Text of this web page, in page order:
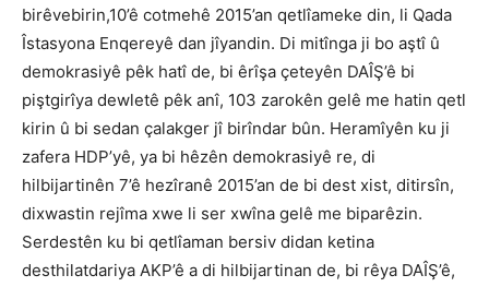
birêvebirin,10’ê cotmehê 2015’an qetlîameke din, li Qada
Îstasyona Enqereyê dan jîyandin. Di mitînga ji bo aştî û
demokrasiyê pêk hatî de, bi êrîşa çeteyên DAÎŞ’ê bi
piştgirîya dewletê pêk anî, 103 zarokên gelê me hatin qetl
kirin û bi sedan çalakger jî birîndar bûn. Heramîyên ku ji
zafera HDP’yê, ya bi hêzên demokrasiyê re, di
hilbijartinên 7’ê hezîranê 2015’an de bi dest xist, ditirsîn,
dixwastin rejîma xwe li ser xwîna gelê me biparêzin.
Serdestên ku bi qetlîaman bersiv didan ketina
desthilatdariya AKP’ê a di hilbijartinan de, bi rêya DAÎŞ’ê,